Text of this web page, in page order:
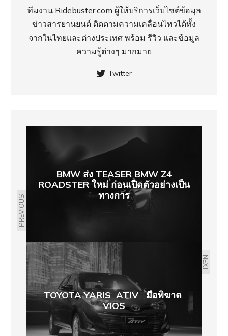
ทีมงาน Ridebuster.com ผู้ให้บริการเว็บไซต์ข้อมุล
ข่าวสารยานยนต์ ติดตามความเคลื่อนไหวได้ทั้ง
จากในไทยและต่างประเทศ พร้อม รีวิว และข้อมูล
ความรู้ต่างๆ มากมาย
Twitter
PREVIOUS
BMW ส่ง TEASER BMW Z4
ROADSTER ใหม่ ก่อนเปิดตัวอย่างเป็น
ทางการ
NEXT
TOYOTA YARIS ATIV มือพิฆาต
VIOS